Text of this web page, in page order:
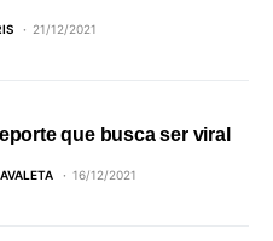
21/12/2021
que busca ser viral
16/12/2021